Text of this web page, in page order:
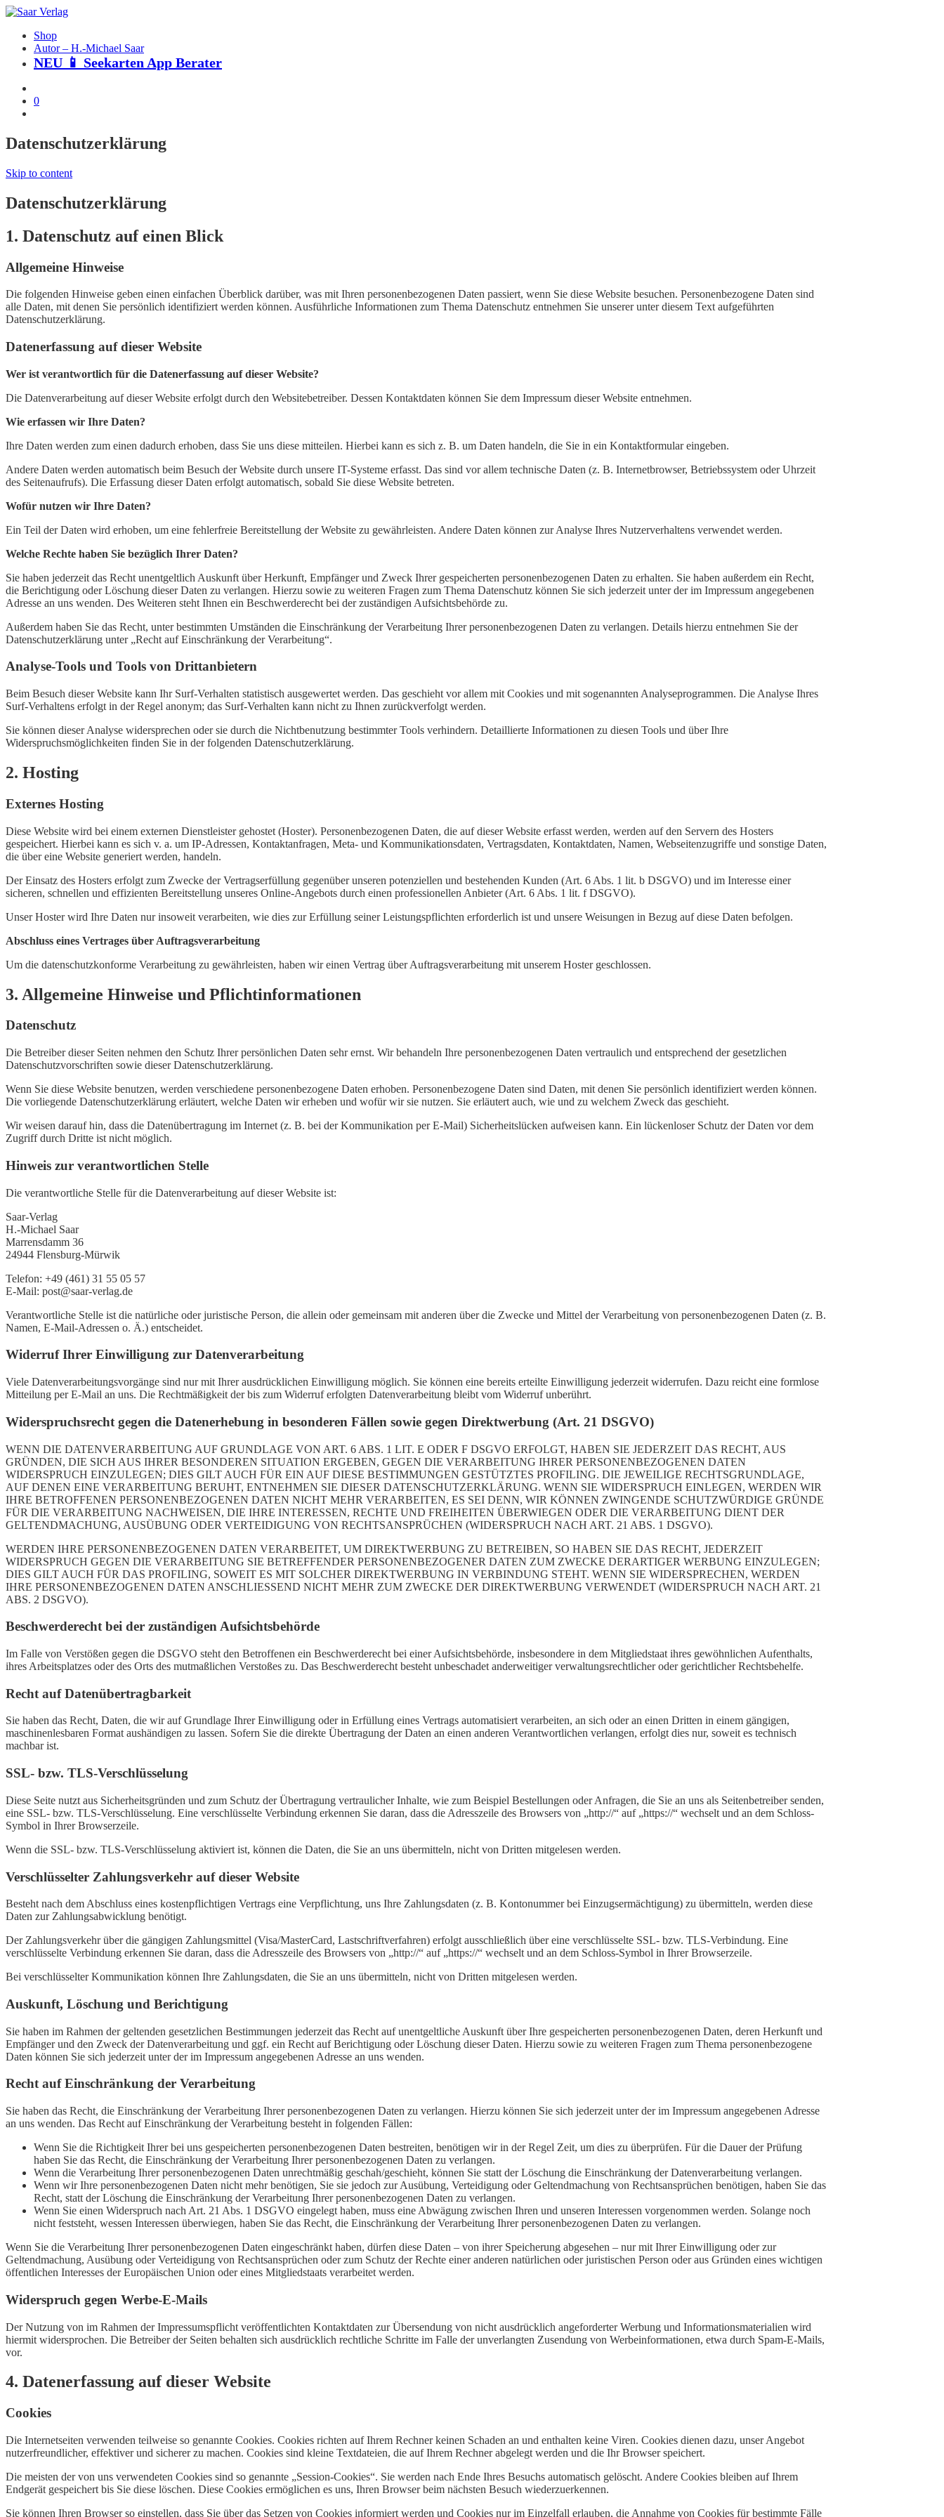
Shop
Autor – H.-Michael Saar
NEU 📱 Seekarten App Berater
0
Datenschutzerklärung
Skip to content
Datenschutzerklärung
1. Datenschutz auf einen Blick
Allgemeine Hinweise
Die folgenden Hinweise geben einen einfachen Überblick darüber, was mit Ihren personenbezogenen Daten passiert, wenn Sie diese Website besuchen. Personenbezogene Daten sind
alle Daten, mit denen Sie persönlich identifiziert werden können. Ausführliche Informationen zum Thema Datenschutz entnehmen Sie unserer unter diesem Text aufgeführten
Datenschutzerklärung.
Datenerfassung auf dieser Website
Wer ist verantwortlich für die Datenerfassung auf dieser Website?
Die Datenverarbeitung auf dieser Website erfolgt durch den Websitebetreiber. Dessen Kontaktdaten können Sie dem Impressum dieser Website entnehmen.
Wie erfassen wir Ihre Daten?
Ihre Daten werden zum einen dadurch erhoben, dass Sie uns diese mitteilen. Hierbei kann es sich z. B. um Daten handeln, die Sie in ein Kontaktformular eingeben.
Andere Daten werden automatisch beim Besuch der Website durch unsere IT-Systeme erfasst. Das sind vor allem technische Daten (z. B. Internetbrowser, Betriebssystem oder Uhrzeit
des Seitenaufrufs). Die Erfassung dieser Daten erfolgt automatisch, sobald Sie diese Website betreten.
Wofür nutzen wir Ihre Daten?
Ein Teil der Daten wird erhoben, um eine fehlerfreie Bereitstellung der Website zu gewährleisten. Andere Daten können zur Analyse Ihres Nutzerverhaltens verwendet werden.
Welche Rechte haben Sie bezüglich Ihrer Daten?
Sie haben jederzeit das Recht unentgeltlich Auskunft über Herkunft, Empfänger und Zweck Ihrer gespeicherten personenbezogenen Daten zu erhalten. Sie haben außerdem ein Recht,
die Berichtigung oder Löschung dieser Daten zu verlangen. Hierzu sowie zu weiteren Fragen zum Thema Datenschutz können Sie sich jederzeit unter der im Impressum angegebenen
Adresse an uns wenden. Des Weiteren steht Ihnen ein Beschwerderecht bei der zuständigen Aufsichtsbehörde zu.
Außerdem haben Sie das Recht, unter bestimmten Umständen die Einschränkung der Verarbeitung Ihrer personenbezogenen Daten zu verlangen. Details hierzu entnehmen Sie der
Datenschutzerklärung unter „Recht auf Einschränkung der Verarbeitung“.
Analyse-Tools und Tools von Drittanbietern
Beim Besuch dieser Website kann Ihr Surf-Verhalten statistisch ausgewertet werden. Das geschieht vor allem mit Cookies und mit sogenannten Analyseprogrammen. Die Analyse Ihres
Surf-Verhaltens erfolgt in der Regel anonym; das Surf-Verhalten kann nicht zu Ihnen zurückverfolgt werden.
Sie können dieser Analyse widersprechen oder sie durch die Nichtbenutzung bestimmter Tools verhindern. Detaillierte Informationen zu diesen Tools und über Ihre
Widerspruchsmöglichkeiten finden Sie in der folgenden Datenschutzerklärung.
2. Hosting
Externes Hosting
Diese Website wird bei einem externen Dienstleister gehostet (Hoster). Personenbezogenen Daten, die auf dieser Website erfasst werden, werden auf den Servern des Hosters
gespeichert. Hierbei kann es sich v. a. um IP-Adressen, Kontaktanfragen, Meta- und Kommunikationsdaten, Vertragsdaten, Kontaktdaten, Namen, Webseitenzugriffe und sonstige Daten,
die über eine Website generiert werden, handeln.
Der Einsatz des Hosters erfolgt zum Zwecke der Vertragserfüllung gegenüber unseren potenziellen und bestehenden Kunden (Art. 6 Abs. 1 lit. b DSGVO) und im Interesse einer
sicheren, schnellen und effizienten Bereitstellung unseres Online-Angebots durch einen professionellen Anbieter (Art. 6 Abs. 1 lit. f DSGVO).
Unser Hoster wird Ihre Daten nur insoweit verarbeiten, wie dies zur Erfüllung seiner Leistungspflichten erforderlich ist und unsere Weisungen in Bezug auf diese Daten befolgen.
Abschluss eines Vertrages über Auftragsverarbeitung
Um die datenschutzkonforme Verarbeitung zu gewährleisten, haben wir einen Vertrag über Auftragsverarbeitung mit unserem Hoster geschlossen.
3. Allgemeine Hinweise und Pflichtinformationen
Datenschutz
Die Betreiber dieser Seiten nehmen den Schutz Ihrer persönlichen Daten sehr ernst. Wir behandeln Ihre personenbezogenen Daten vertraulich und entsprechend der gesetzlichen
Datenschutzvorschriften sowie dieser Datenschutzerklärung.
Wenn Sie diese Website benutzen, werden verschiedene personenbezogene Daten erhoben. Personenbezogene Daten sind Daten, mit denen Sie persönlich identifiziert werden können.
Die vorliegende Datenschutzerklärung erläutert, welche Daten wir erheben und wofür wir sie nutzen. Sie erläutert auch, wie und zu welchem Zweck das geschieht.
Wir weisen darauf hin, dass die Datenübertragung im Internet (z. B. bei der Kommunikation per E-Mail) Sicherheitslücken aufweisen kann. Ein lückenloser Schutz der Daten vor dem
Zugriff durch Dritte ist nicht möglich.
Hinweis zur verantwortlichen Stelle
Die verantwortliche Stelle für die Datenverarbeitung auf dieser Website ist:
Saar-Verlag
H.-Michael Saar
Marrensdamm 36
24944 Flensburg-Mürwik
Telefon: +49 (461) 31 55 05 57
E-Mail: post@saar-verlag.de
Verantwortliche Stelle ist die natürliche oder juristische Person, die allein oder gemeinsam mit anderen über die Zwecke und Mittel der Verarbeitung von personenbezogenen Daten (z. B.
Namen, E-Mail-Adressen o. Ä.) entscheidet.
Widerruf Ihrer Einwilligung zur Datenverarbeitung
Viele Datenverarbeitungsvorgänge sind nur mit Ihrer ausdrücklichen Einwilligung möglich. Sie können eine bereits erteilte Einwilligung jederzeit widerrufen. Dazu reicht eine formlose
Mitteilung per E-Mail an uns. Die Rechtmäßigkeit der bis zum Widerruf erfolgten Datenverarbeitung bleibt vom Widerruf unberührt.
Widerspruchsrecht gegen die Datenerhebung in besonderen Fällen sowie gegen Direktwerbung (Art. 21 DSGVO)
WENN DIE DATENVERARBEITUNG AUF GRUNDLAGE VON ART. 6 ABS. 1 LIT. E ODER F DSGVO ERFOLGT, HABEN SIE JEDERZEIT DAS RECHT, AUS
GRÜNDEN, DIE SICH AUS IHRER BESONDEREN SITUATION ERGEBEN, GEGEN DIE VERARBEITUNG IHRER PERSONENBEZOGENEN DATEN
WIDERSPRUCH EINZULEGEN; DIES GILT AUCH FÜR EIN AUF DIESE BESTIMMUNGEN GESTÜTZTES PROFILING. DIE JEWEILIGE RECHTSGRUNDLAGE,
AUF DENEN EINE VERARBEITUNG BERUHT, ENTNEHMEN SIE DIESER DATENSCHUTZERKLÄRUNG. WENN SIE WIDERSPRUCH EINLEGEN, WERDEN WIR
IHRE BETROFFENEN PERSONENBEZOGENEN DATEN NICHT MEHR VERARBEITEN, ES SEI DENN, WIR KÖNNEN ZWINGENDE SCHUTZWÜRDIGE GRÜNDE
FÜR DIE VERARBEITUNG NACHWEISEN, DIE IHRE INTERESSEN, RECHTE UND FREIHEITEN ÜBERWIEGEN ODER DIE VERARBEITUNG DIENT DER
GELTENDMACHUNG, AUSÜBUNG ODER VERTEIDIGUNG VON RECHTSANSPRÜCHEN (WIDERSPRUCH NACH ART. 21 ABS. 1 DSGVO).
WERDEN IHRE PERSONENBEZOGENEN DATEN VERARBEITET, UM DIREKTWERBUNG ZU BETREIBEN, SO HABEN SIE DAS RECHT, JEDERZEIT
WIDERSPRUCH GEGEN DIE VERARBEITUNG SIE BETREFFENDER PERSONENBEZOGENER DATEN ZUM ZWECKE DERARTIGER WERBUNG EINZULEGEN;
DIES GILT AUCH FÜR DAS PROFILING, SOWEIT ES MIT SOLCHER DIREKTWERBUNG IN VERBINDUNG STEHT. WENN SIE WIDERSPRECHEN, WERDEN
IHRE PERSONENBEZOGENEN DATEN ANSCHLIESSEND NICHT MEHR ZUM ZWECKE DER DIREKTWERBUNG VERWENDET (WIDERSPRUCH NACH ART. 21
ABS. 2 DSGVO).
Beschwerderecht bei der zuständigen Aufsichtsbehörde
Im Falle von Verstößen gegen die DSGVO steht den Betroffenen ein Beschwerderecht bei einer Aufsichtsbehörde, insbesondere in dem Mitgliedstaat ihres gewöhnlichen Aufenthalts,
ihres Arbeitsplatzes oder des Orts des mutmaßlichen Verstoßes zu. Das Beschwerderecht besteht unbeschadet anderweitiger verwaltungsrechtlicher oder gerichtlicher Rechtsbehelfe.
Recht auf Datenübertragbarkeit
Sie haben das Recht, Daten, die wir auf Grundlage Ihrer Einwilligung oder in Erfüllung eines Vertrags automatisiert verarbeiten, an sich oder an einen Dritten in einem gängigen,
maschinenlesbaren Format aushändigen zu lassen. Sofern Sie die direkte Übertragung der Daten an einen anderen Verantwortlichen verlangen, erfolgt dies nur, soweit es technisch
machbar ist.
SSL- bzw. TLS-Verschlüsselung
Diese Seite nutzt aus Sicherheitsgründen und zum Schutz der Übertragung vertraulicher Inhalte, wie zum Beispiel Bestellungen oder Anfragen, die Sie an uns als Seitenbetreiber senden,
eine SSL- bzw. TLS-Verschlüsselung. Eine verschlüsselte Verbindung erkennen Sie daran, dass die Adresszeile des Browsers von „http://“ auf „https://“ wechselt und an dem Schloss-
Symbol in Ihrer Browserzeile.
Wenn die SSL- bzw. TLS-Verschlüsselung aktiviert ist, können die Daten, die Sie an uns übermitteln, nicht von Dritten mitgelesen werden.
Verschlüsselter Zahlungsverkehr auf dieser Website
Besteht nach dem Abschluss eines kostenpflichtigen Vertrags eine Verpflichtung, uns Ihre Zahlungsdaten (z. B. Kontonummer bei Einzugsermächtigung) zu übermitteln, werden diese
Daten zur Zahlungsabwicklung benötigt.
Der Zahlungsverkehr über die gängigen Zahlungsmittel (Visa/MasterCard, Lastschriftverfahren) erfolgt ausschließlich über eine verschlüsselte SSL- bzw. TLS-Verbindung. Eine
verschlüsselte Verbindung erkennen Sie daran, dass die Adresszeile des Browsers von „http://“ auf „https://“ wechselt und an dem Schloss-Symbol in Ihrer Browserzeile.
Bei verschlüsselter Kommunikation können Ihre Zahlungsdaten, die Sie an uns übermitteln, nicht von Dritten mitgelesen werden.
Auskunft, Löschung und Berichtigung
Sie haben im Rahmen der geltenden gesetzlichen Bestimmungen jederzeit das Recht auf unentgeltliche Auskunft über Ihre gespeicherten personenbezogenen Daten, deren Herkunft und
Empfänger und den Zweck der Datenverarbeitung und ggf. ein Recht auf Berichtigung oder Löschung dieser Daten. Hierzu sowie zu weiteren Fragen zum Thema personenbezogene
Daten können Sie sich jederzeit unter der im Impressum angegebenen Adresse an uns wenden.
Recht auf Einschränkung der Verarbeitung
Sie haben das Recht, die Einschränkung der Verarbeitung Ihrer personenbezogenen Daten zu verlangen. Hierzu können Sie sich jederzeit unter der im Impressum angegebenen Adresse
an uns wenden. Das Recht auf Einschränkung der Verarbeitung besteht in folgenden Fällen:
Wenn Sie die Richtigkeit Ihrer bei uns gespeicherten personenbezogenen Daten bestreiten, benötigen wir in der Regel Zeit, um dies zu überprüfen. Für die Dauer der Prüfung
haben Sie das Recht, die Einschränkung der Verarbeitung Ihrer personenbezogenen Daten zu verlangen.
Wenn die Verarbeitung Ihrer personenbezogenen Daten unrechtmäßig geschah/geschieht, können Sie statt der Löschung die Einschränkung der Datenverarbeitung verlangen.
Wenn wir Ihre personenbezogenen Daten nicht mehr benötigen, Sie sie jedoch zur Ausübung, Verteidigung oder Geltendmachung von Rechtsansprüchen benötigen, haben Sie das
Recht, statt der Löschung die Einschränkung der Verarbeitung Ihrer personenbezogenen Daten zu verlangen.
Wenn Sie einen Widerspruch nach Art. 21 Abs. 1 DSGVO eingelegt haben, muss eine Abwägung zwischen Ihren und unseren Interessen vorgenommen werden. Solange noch
nicht feststeht, wessen Interessen überwiegen, haben Sie das Recht, die Einschränkung der Verarbeitung Ihrer personenbezogenen Daten zu verlangen.
Wenn Sie die Verarbeitung Ihrer personenbezogenen Daten eingeschränkt haben, dürfen diese Daten – von ihrer Speicherung abgesehen – nur mit Ihrer Einwilligung oder zur
Geltendmachung, Ausübung oder Verteidigung von Rechtsansprüchen oder zum Schutz der Rechte einer anderen natürlichen oder juristischen Person oder aus Gründen eines wichtigen
öffentlichen Interesses der Europäischen Union oder eines Mitgliedstaats verarbeitet werden.
Widerspruch gegen Werbe-E-Mails
Der Nutzung von im Rahmen der Impressumspflicht veröffentlichten Kontaktdaten zur Übersendung von nicht ausdrücklich angeforderter Werbung und Informationsmaterialien wird
hiermit widersprochen. Die Betreiber der Seiten behalten sich ausdrücklich rechtliche Schritte im Falle der unverlangten Zusendung von Werbeinformationen, etwa durch Spam-E-Mails,
vor.
4. Datenerfassung auf dieser Website
Cookies
Die Internetseiten verwenden teilweise so genannte Cookies. Cookies richten auf Ihrem Rechner keinen Schaden an und enthalten keine Viren. Cookies dienen dazu, unser Angebot
nutzerfreundlicher, effektiver und sicherer zu machen. Cookies sind kleine Textdateien, die auf Ihrem Rechner abgelegt werden und die Ihr Browser speichert.
Die meisten der von uns verwendeten Cookies sind so genannte „Session-Cookies“. Sie werden nach Ende Ihres Besuchs automatisch gelöscht. Andere Cookies bleiben auf Ihrem
Endgerät gespeichert bis Sie diese löschen. Diese Cookies ermöglichen es uns, Ihren Browser beim nächsten Besuch wiederzuerkennen.
Sie können Ihren Browser so einstellen, dass Sie über das Setzen von Cookies informiert werden und Cookies nur im Einzelfall erlauben, die Annahme von Cookies für bestimmte Fälle